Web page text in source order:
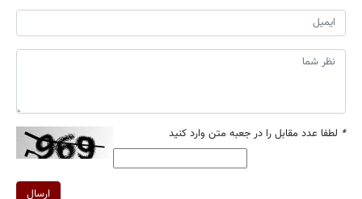
* لطفا عدد مقابل را در جعبه متن وارد کنید
ارسال